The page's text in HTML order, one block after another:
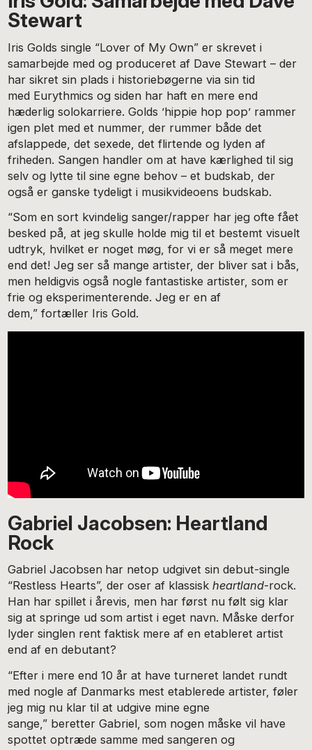
Stewart
Iris Golds single “Lover of My Own” er skrevet i
samarbejde med og produceret af Dave Stewart – der
har sikret sin plads i historiebøgerne via sin tid
med Eurythmics og siden har haft en mere end
hæderlig solokarriere. Golds ’hippie hop pop’ rammer
igen plet med et nummer, der rummer både det
afslappede, det sexede, det flirtende og lyden af
friheden. Sangen handler om at have kærlighed til sig
selv og lytte til sine egne behov – et budskab, der
også er ganske tydeligt i musikvideoens budskab.
“Som en sort kvindelig sanger/rapper har jeg ofte fået
besked på, at jeg skulle holde mig til et bestemt visuelt
udtryk, hvilket er noget møg, for vi er så meget mere
end det! Jeg ser så mange artister, der bliver sat i bås,
men heldigvis også nogle fantastiske artister, som er
frie og eksperimenterende. Jeg er en af
dem,” fortæller Iris Gold.
Gabriel Jacobsen: Heartland
Rock
Gabriel Jacobsen har netop udgivet sin debut-single
“Restless Hearts”, der oser af klassiskheartland-rock.
Han har spillet i årevis, men har først nu følt sig klar
sig at springe ud som artist i eget navn. Måske derfor
lyder singlen rent faktisk mere af en etableret artist
end af en debutant?
“Efter i mere end 10 år at have turneret landet rundt
med nogle af Danmarks mest etablerede artister, føler
jeg mig nu klar til at udgive mine egne
sange,” beretter Gabriel, som nogen måske vil have
spottet optræde samme med sangeren og